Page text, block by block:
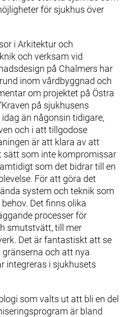
för sjukhus över
i Arkitektur och
och verksam vid
på Chalmers har
inom vårdbyggnad och
om projektet på Östra
på sjukhusens
än någonsin tidigare,
och i att tillgodose
är att klara av att
sätt som inte kompromissar
som det bidrar till en
För att göra det
system och teknik som
Det finns olika
processer för
smutstvätt, till mer
Det är fantastiskt att se
och att nya
integreras i sjukhusets
som valts ut att bli en del
är bland